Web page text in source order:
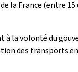
la France (entre
à la volonté du
des transports